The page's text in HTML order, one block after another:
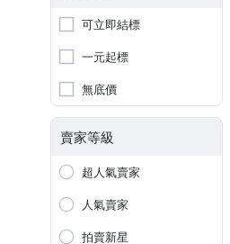
可立即結標
一元起標
無底價
賣家等級
超人氣賣家
人氣賣家
拍賣新星